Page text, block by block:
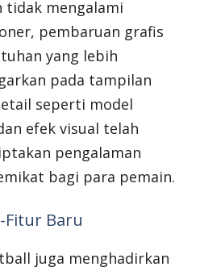
tidak mengalami
pembaruan grafis
yang lebih
pada tampilan
seperti model
efek visual telah
pengalaman
bagi para pemain.
Fitur Baru
juga menghadirkan